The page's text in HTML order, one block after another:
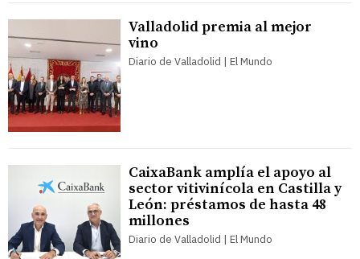
Valladolid premia al mejor
vino
Diario de Valladolid | El Mundo
CaixaBank amplía el apoyo al
sector vitivinícola en Castilla y
León: préstamos de hasta 48
millones
Diario de Valladolid | El Mundo